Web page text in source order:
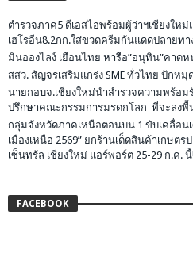
ตำรวจภาค5 ดีเอสไอพร้อมผู้ว่าฯเชียงใหม่
เฮโรอีน8.2กก.ใส่ขวดครีมกันแดดปลายทา
มินอองไลง์ เยือนไทย หารือ”อนุทิน”คาด
สสว. สัญจรเสริมแกร่ง SME ทั่วไทย ปักห
นายกอบจ.เชียงใหม่นำสำรวจความพร้อม
ปรึกษาคณะกรรมการมรดกโลก ที่จะลงพื้
กลุ่มจังหวัดภาคเหนือตอนบน 1 ขับเคลื่อนเ
เมืองเหนือ 2569” ยกร้านเด็ดสินค้าเกษต
เซ็นทรัล เชียงใหม่ แอร์พอร์ต 25-29 ก.ค.
FACEBOOK